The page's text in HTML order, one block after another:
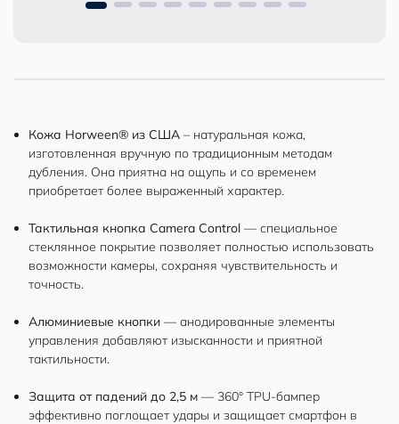
Кожа Horween® из США – натуральная кожа,
изготовленная вручную по традиционным методам
дубления. Она приятна на ощупь и со временем
приобретает более выраженный характер.
Тактильная кнопка Camera Control — специальное
стеклянное покрытие позволяет полностью использовать
возможности камеры, сохраняя чувствительность и
точность.
Алюминиевые кнопки — анодированные элементы
управления добавляют изысканности и приятной
тактильности.
Защита от падений до 2,5 м — 360° TPU-бампер
эффективно поглощает удары и защищает смартфон в